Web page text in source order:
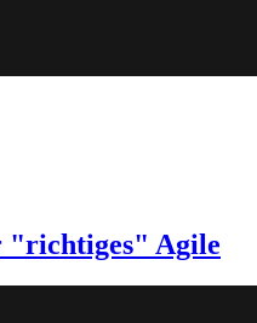
"richtiges" Agile